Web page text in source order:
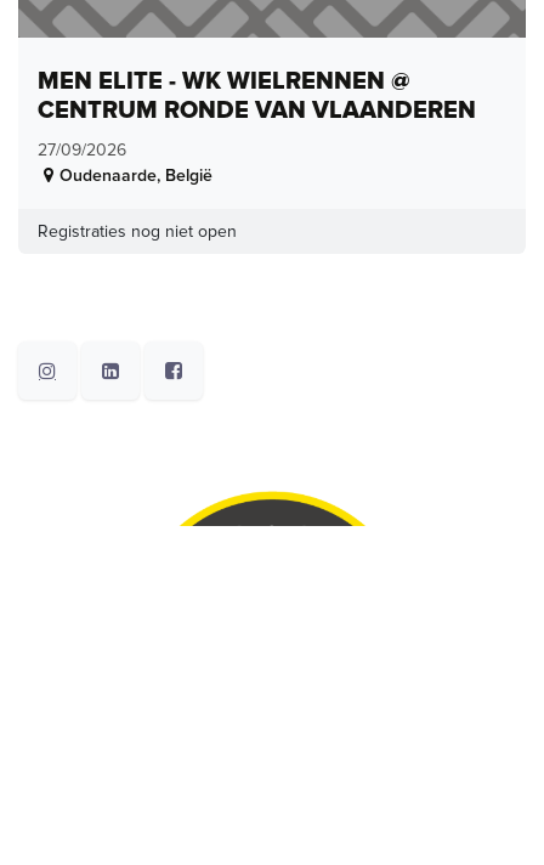
MEN ELITE - WK WIELRENNEN @
CENTRUM RONDE VAN VLAANDEREN
27/09/2026
Oudenaarde, België
Registraties nog niet open